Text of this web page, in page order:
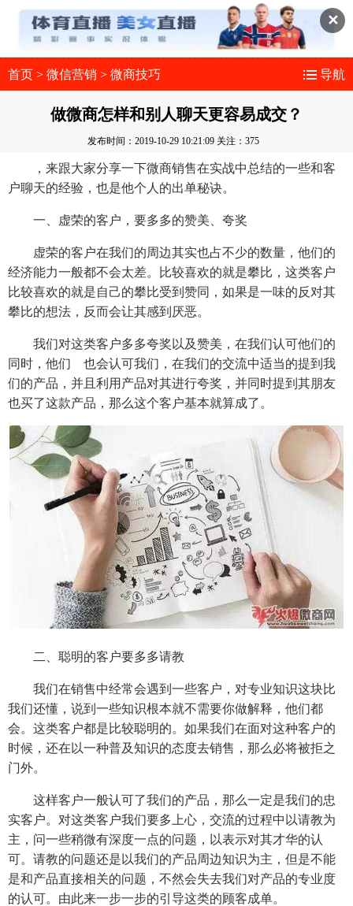
✕
首页 > 微信营销 > 微商技巧 导航
做微商怎样和别人聊天更容易成交？
发布时间：2019-10-29 10:21:09 关注：375
，来跟大家分享一下微商销售在实战中总结的一些和客
户聊天的经验，也是他个人的出单秘诀。
一、虚荣的客户，要多多的赞美、夸奖
虚荣的客户在我们的周边其实也占不少的数量，他们的
经济能力一般都不会太差。比较喜欢的就是攀比，这类客户
比较喜欢的就是自己的攀比受到赞同，如果是一味的反对其
攀比的想法，反而会让其感到厌恶。
我们对这类客户多多夸奖以及赞美，在我们认可他们的
同时，他们 也会认可我们，在我们的交流中适当的提到我
们的产品，并且利用产品对其进行夸奖，并同时提到其朋友
也买了这款产品，那么这个客户基本就算成了。
二、聪明的客户要多多请教
我们在销售中经常会遇到一些客户，对专业知识这块比
我们还懂，说到一些知识根本就不需要你做解释，他们都
会。这类客户都是比较聪明的。如果我们在面对这种客户的
时候，还在以一种普及知识的态度去销售，那么必将被拒之
门外。
这样客户一般认可了我们的产品，那么一定是我们的忠
实客户。对这类客户我们要多上心，交流的过程中以请教为
主，问一些稍微有深度一点的问题，以表示对其才华的认
可。请教的问题还是以我们的产品周边知识为主，但是不能
是和产品直接相关的问题，不然会失去我们对产品的专业度
的认可。由此来一步一步的引导这类的顾客成单。